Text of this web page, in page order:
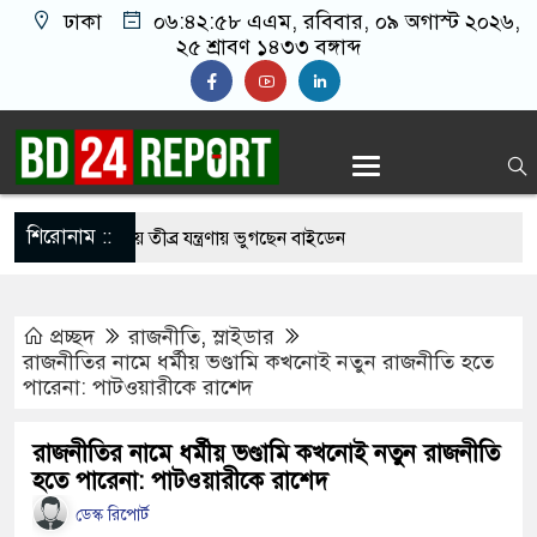
ঢাকা ০৬:৪২:৫৯ এএম, রবিবার, ০৯ অগাস্ট ২০২৬,
২৫ শ্রাবণ ১৪৩৩ বঙ্গাব্দ
শিরোনাম ::
ছড়িয়ে পড়ায় তীব্র যন্ত্রণায় ভুগছেন বাইডেন
লাইফের পার্ট: শাকিব খান
পতাকায় সাকিবের অটোগ্রাফ, ভাইরাল নেট
প্রচ্ছদ রাজনীতি,স্লাইডার
রাজনীতির নামে ধর্মীয় ভণ্ডামি কখনোই নতুন রাজনীতি হতে
পারেনা: পাটওয়ারীকে রাশেদ
রাজনীতির নামে ধর্মীয় ভণ্ডামি কখনোই নতুন রাজনীতি
হতে পারেনা: পাটওয়ারীকে রাশেদ
ডেস্ক রিপোর্ট